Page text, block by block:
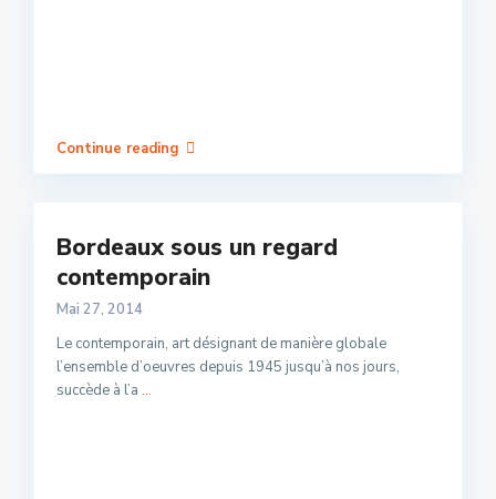
Continue reading
Bordeaux sous un regard
contemporain
Mai 27, 2014
Le contemporain, art désignant de manière globale
l’ensemble d’oeuvres depuis 1945 jusqu’à nos jours,
succède à l’a ...